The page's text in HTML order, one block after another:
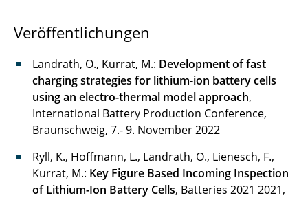
Rosebrock Nils
Sauer Timo
Schmidt Matthias
Schulze Kai
Soyck Frank
Tiedemann Laura
Veröffentlichungen
Landrath, O., Kurrat, M.: Development of fast
charging strategies for lithium-ion battery cells
using an electro-thermal model approach,
International Battery Production Conference,
Braunschweig, 7.- 9. November 2022
Ryll, K., Hoffmann, L., Landrath, O., Lienesch, F.,
Kurrat, M.: Key Figure Based Incoming Inspection
of Lithium-Ion Battery Cells, Batteries 2021 2021,